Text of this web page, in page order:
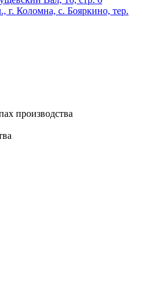
г. Коломна, с. Бояркино, тер.
производства